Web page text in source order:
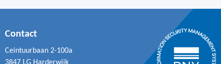
Contact
Ceintuurbaan 2-100a